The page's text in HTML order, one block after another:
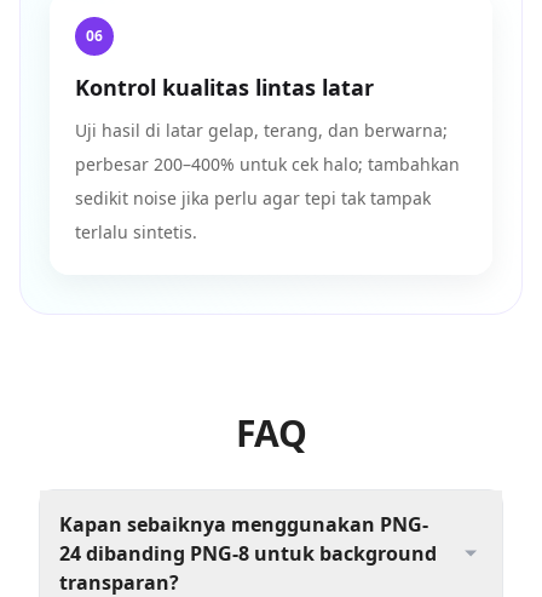
06
Kontrol kualitas lintas latar
Uji hasil di latar gelap, terang, dan berwarna;
perbesar 200–400% untuk cek halo; tambahkan
sedikit noise jika perlu agar tepi tak tampak
terlalu sintetis.
FAQ
Kapan sebaiknya menggunakan PNG-
24 dibanding PNG-8 untuk background
transparan?